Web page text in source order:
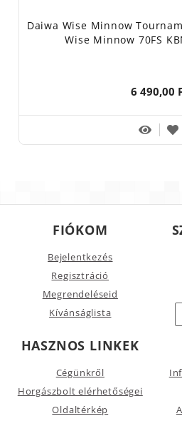
Daiwa Wise Minnow
Wise Minnow 70FS
6 490,00
FIÓKOM
Bejelentkezés
Regisztráció
Megrendeléseid
Kívánságlista
HASZNOS LINKEK
Cégünkről
Horgászbolt elérhetőségei
Oldaltérkép